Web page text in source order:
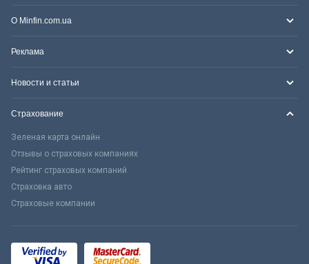
О Minfin.com.ua
Реклама
Новости и статьи
Страхование
Зеленая карта онлайн
Отзывы о страховых компаниях
Рейтинг страховых компаний
Страховка авто
Страховые компании